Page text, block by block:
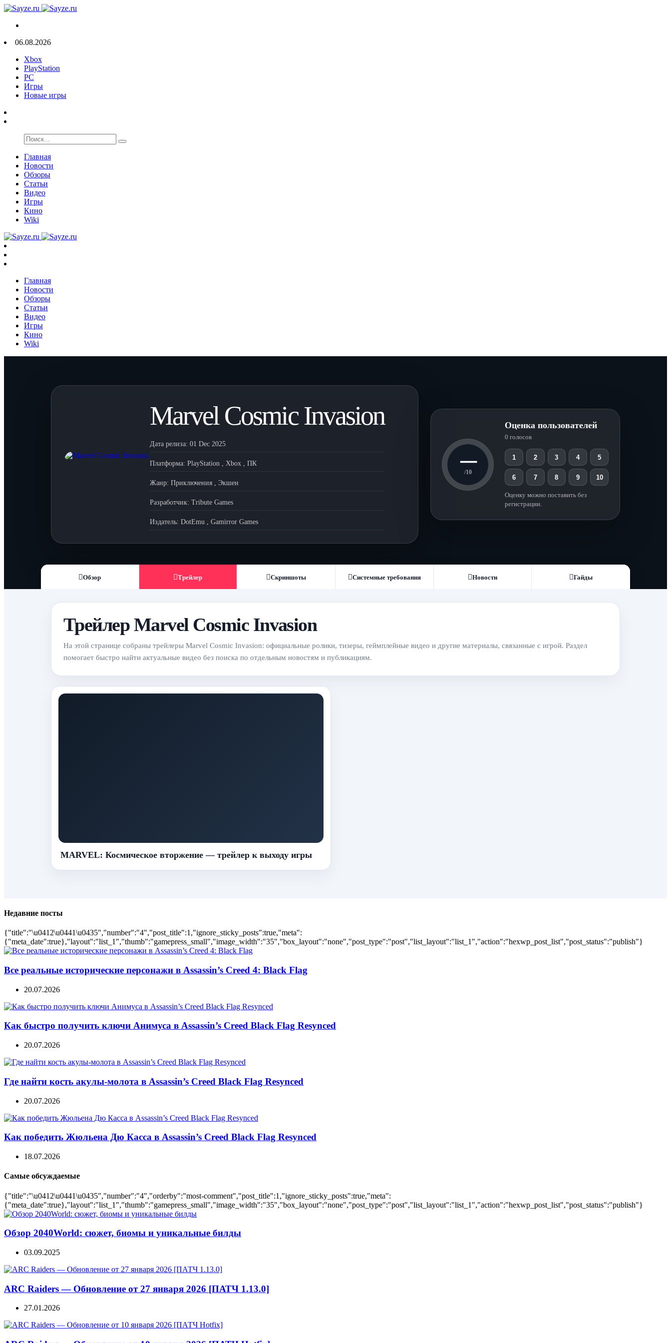
06.08.2026
Xbox
PlayStation
PC
Игры
Новые игры
Главная
Новости
Обзоры
Статьи
Видео
Игры
Кино
Wiki
Главная
Новости
Обзоры
Статьи
Видео
Игры
Кино
Wiki
Marvel Cosmic Invasion
Дата релиза: 01 Dec 2025
Платформа: PlayStation , Xbox , ПК
Жанр: Приключения , Экшен
Разработчик: Tribute Games
Издатель: DotEmu , Gamirror Games
—
/10
Оценка пользователей
0 голосов
1 2 3 4 5
6 7 8 9 10
Оценку можно поставить без
регистрации.
Обзор Трейлер Скриншоты Системные требования Новости Гайды
Трейлер Marvel Cosmic Invasion
На этой странице собраны трейлеры Marvel Cosmic Invasion: официальные ролики, тизеры, геймплейные видео и другие материалы, связанные с игрой. Раздел
помогает быстро найти актуальные видео без поиска по отдельным новостям и публикациям.
MARVEL: Космическое вторжение — трейлер к выходу игры
Недавние посты
{"title":"\u0412\u0441\u0435","number":"4","post_title":1,"ignore_sticky_posts":true,"meta":
{"meta_date":true},"layout":"list_1","thumb":"gamepress_small","image_width":"35","box_layout":"none","post_type":"post","list_layout":"list_1","action":"hexwp_post_list","post_status":"publish"}
Все реальные исторические персонажи в Assassin’s Creed 4: Black Flag
20.07.2026
Как быстро получить ключи Анимуса в Assassin’s Creed Black Flag Resynced
20.07.2026
Где найти кость акулы-молота в Assassin’s Creed Black Flag Resynced
20.07.2026
Как победить Жюльена Дю Касса в Assassin’s Creed Black Flag Resynced
18.07.2026
Самые обсуждаемые
{"title":"\u0412\u0441\u0435","number":"4","orderby":"most-comment","post_title":1,"ignore_sticky_posts":true,"meta":
{"meta_date":true},"layout":"list_1","thumb":"gamepress_small","image_width":"35","box_layout":"none","post_type":"post","list_layout":"list_1","action":"hexwp_post_list","post_status":"publish"}
Обзор 2040World: сюжет, биомы и уникальные билды
03.09.2025
ARC Raiders — Обновление от 27 января 2026 [ПАТЧ 1.13.0]
27.01.2026